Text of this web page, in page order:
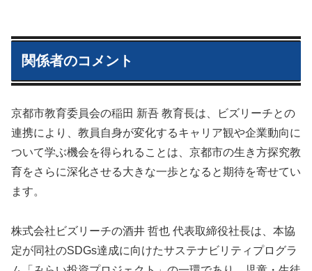
関係者のコメント
京都市教育委員会の稲田 新吾 教育長は、ビズリーチとの
連携により、教員自身が変化するキャリア観や企業動向に
ついて学ぶ機会を得られることは、京都市の生き方探究教
育をさらに深化させる大きな一歩となると期待を寄せてい
ます。
株式会社ビズリーチの酒井 哲也 代表取締役社長は、本協
定が同社のSDGs達成に向けたサステナビリティプログラ